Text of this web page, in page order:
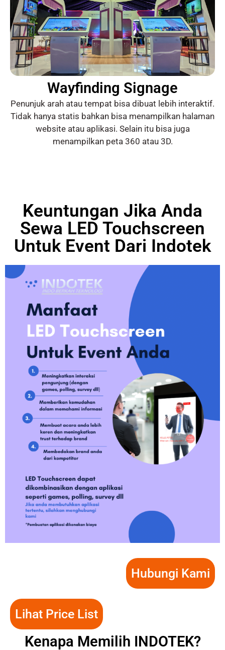
Wayfinding Signage
Penunjuk arah atau tempat bisa dibuat lebih interaktif.
Tidak hanya statis bahkan bisa menampilkan halaman
website atau aplikasi. Selain itu bisa juga
menampilkan peta 360 atau 3D.
Keuntungan Jika Anda
Sewa LED Touchscreen
Untuk Event Dari Indotek
Hubungi Kami
Lihat Price List
Kenapa Memilih INDOTEK?